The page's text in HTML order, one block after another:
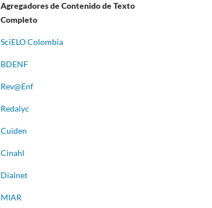
Agregadores de Contenido de Texto
Completo
SciELO Colombia
BDENF
Rev@Enf
Redalyc
Cuiden
Cinahl
Dialnet
MIAR